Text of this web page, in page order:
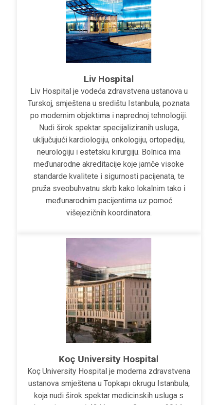
Liv Hospital
Liv Hospital je vodeća zdravstvena ustanova u
Turskoj, smještena u središtu Istanbula, poznata
po modernim objektima i naprednoj tehnologiji.
Nudi širok spektar specijaliziranih usluga,
uključujući kardiologiju, onkologiju, ortopediju,
neurologiju i estetsku kirurgiju. Bolnica ima
međunarodne akreditacije koje jamče visoke
standarde kvalitete i sigurnosti pacijenata, te
pruža sveobuhvatnu skrb kako lokalnim tako i
međunarodnim pacijentima uz pomoć
višejezičnih koordinatora.
Koç University Hospital
Koç University Hospital je moderna zdravstvena
ustanova smještena u Topkapı okrugu Istanbula,
koja nudi širok spektar medicinskih usluga s